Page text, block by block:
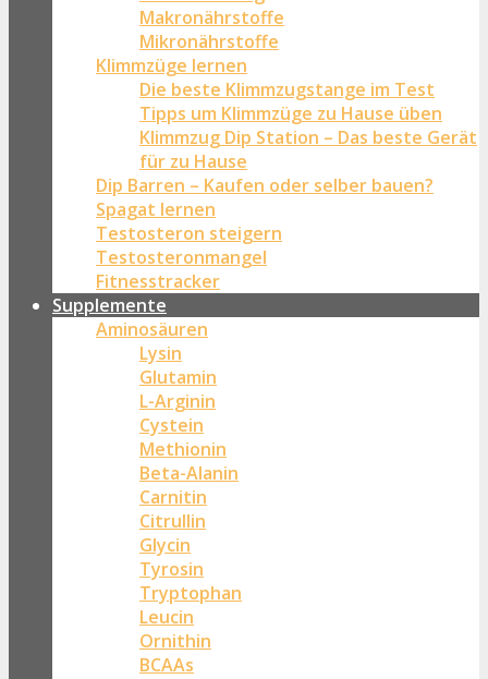
Makronährstoffe
Mikronährstoffe
Klimmzüge lernen
Die beste Klimmzugstange im Test
Tipps um Klimmzüge zu Hause üben
Klimmzug Dip Station – Das beste Gerät
für zu Hause
Dip Barren – Kaufen oder selber bauen?
Spagat lernen
Testosteron steigern
Testosteronmangel
Fitnesstracker
Supplemente
Aminosäuren
Lysin
Glutamin
L-Arginin
Cystein
Methionin
Beta-Alanin
Carnitin
Citrullin
Glycin
Tyrosin
Tryptophan
Leucin
Ornithin
BCAAs